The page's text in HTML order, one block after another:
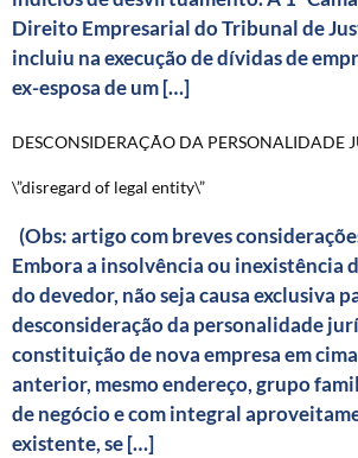
Direito Empresarial do Tribunal de
incluiu na execução de dívidas de
ex-esposa de um […]
DESCONSIDERAÇÃO DA PERSONALIDADE
\”disregard of legal entity\”
(Obs: artigo com breves
Embora a insolvência ou inexistência
do devedor, não seja causa exclusiva
desconsideração da personalidade
constituição de nova empresa em
anterior, mesmo endereço, grupo
de negócio e com integral
existente, se […]